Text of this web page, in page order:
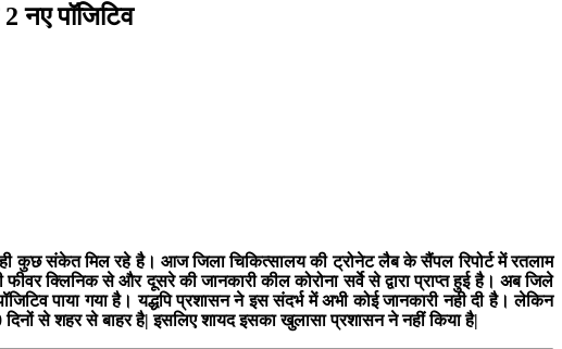
नए पॉजिटिव
कुछ संकेत मिल रहे है। आज जिला चिकित्सालय की ट्रोनेट लैब के सैंपल रिपोर्ट में रतलाम
क्लिनिक से और दूसरे की जानकारी कील कोरोना सर्वे से द्वारा प्राप्त हुई है। अब जिले
पाया गया है। यद्धपि प्रशासन ने इस संदर्भ में अभी कोई जानकारी नही दी है। लेकिन
दिनों से शहर से बाहर है| इसलिए शायद इसका खुलासा प्रशासन ने नहीं किया है|